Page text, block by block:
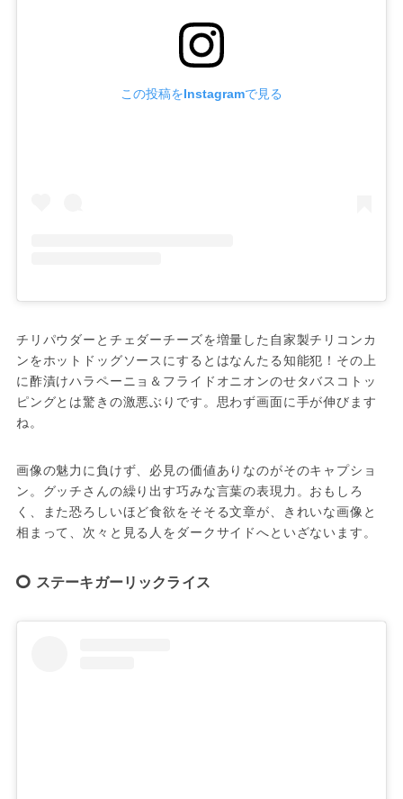
この投稿をInstagramで見る
チリパウダーとチェダーチーズを増量した自家製チリコンカ
ンをホットドッグソースにするとはなんたる知能犯！その上
に酢漬けハラペーニョ＆フライドオニオンのせタバスコトッ
ピングとは驚きの激悪ぶりです。思わず画面に手が伸びます
ね。
画像の魅力に負けず、必見の価値ありなのがそのキャプショ
ン。グッチさんの繰り出す巧みな言葉の表現力。おもしろ
く、また恐ろしいほど食欲をそそる文章が、きれいな画像と
相まって、次々と見る人をダークサイドへといざないます。
ステーキガーリックライス